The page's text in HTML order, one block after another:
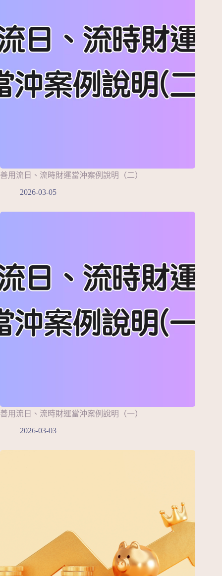
善用流日、流時財運當沖案例說明（二）
2026-03-05
善用流日、流時財運當沖案例說明（一）
2026-03-03